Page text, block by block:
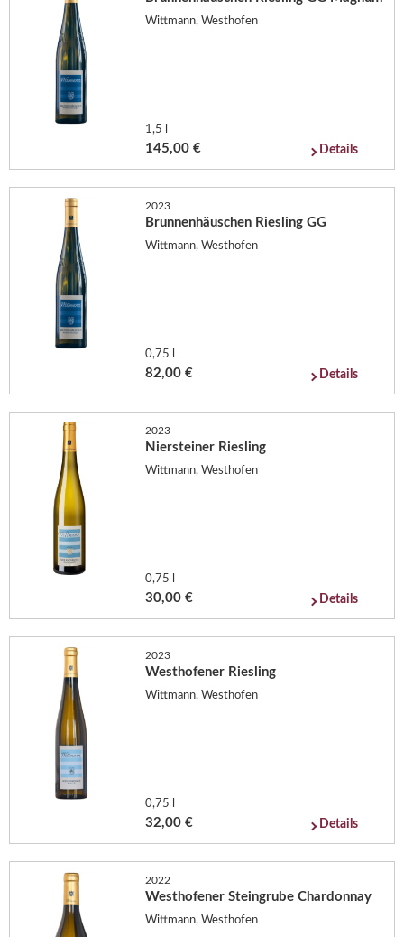
Wittmann, Westhofen
1,5 l
145,00 € Details
2023
Brunnenhäuschen Riesling GG
Wittmann, Westhofen
0,75 l
82,00 € Details
2023
Niersteiner Riesling
Wittmann, Westhofen
0,75 l
30,00 € Details
2023
Westhofener Riesling
Wittmann, Westhofen
0,75 l
32,00 € Details
2022
Westhofener Steingrube Chardonnay
Wittmann, Westhofen